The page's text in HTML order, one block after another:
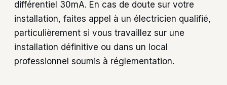
différentiel 30mA. En cas de doute sur votre
installation, faites appel à un électricien qualifié,
particulièrement si vous travaillez sur une
installation définitive ou dans un local
professionnel soumis à réglementation.